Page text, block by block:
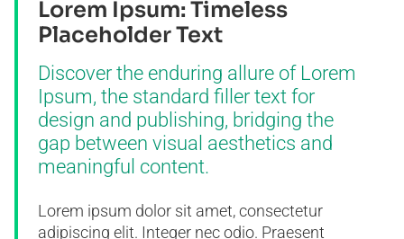
Lorem Ipsum: Timeless
Placeholder Text
Discover the enduring allure of Lorem
Ipsum, the standard filler text for
design and publishing, bridging the
gap between visual aesthetics and
meaningful content.
Lorem ipsum dolor sit amet, consectetur
adipiscing elit. Integer nec odio. Praesent